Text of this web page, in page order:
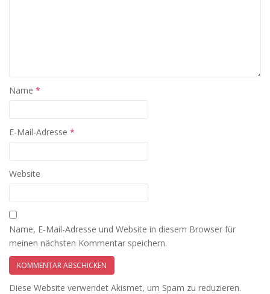
Name *
E-Mail-Adresse *
Website
Name, E-Mail-Adresse und Website in diesem Browser für
meinen nächsten Kommentar speichern.
Diese Website verwendet Akismet, um Spam zu reduzieren.